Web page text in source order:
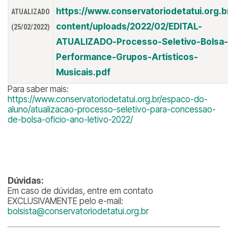
ATUALIZADO
(25/02/2022)
https://
content/uploads/2022/02/EDITAL-
ATUALIZADO-Processo-Seletivo-Bolsa-
Performance-Grupos-Artisticos-
Musicais.pdf
Para saber mais:
https://www.conservatoriodetatui.org.br/espaco-do-
aluno/atualizacao-processo-seletivo-para-concessao-
de-bolsa-oficio-ano-letivo-2022/
Dúvidas:
Em caso de dúvidas, entre em contato
EXCLUSIVAMENTE pelo e-mail:
bolsista@conservatoriodetatui.org.br